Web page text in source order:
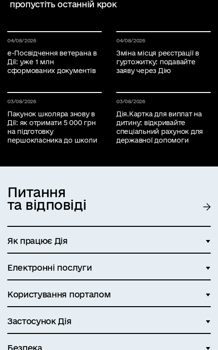
пропустіть останній крок
Дата публікації 04 серпня 2026
04/08/2026
е-Посвідчення ветерана в
Дії: уже 1 млн
сформованих документів
Дата публікації 04 серпня 2026
04/08/2026
Зміна місця реєстрації в
гуртожитку: подавайте
заяву через Дію
Дата публікації 03 серпня 2026
03/08/2026
Пакунок школяра знову в
Дії: як отримати 5 000 грн
на підготовку
першокласника до школи
Дата публікації 03 серпня 2026
03/08/2026
Дія.Картка для виплат на
дитину: відкривайте
спеціальний рахунок для
державної допомоги
Питання
та відповіді
Як працює Дія
Електронні послуги
Користування порталом
Застосунок Дія
Безпека